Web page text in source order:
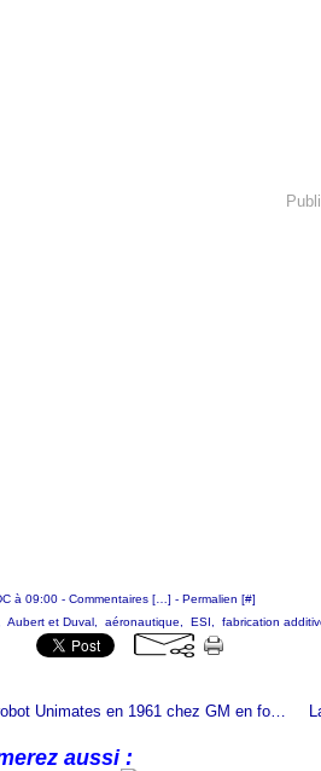
à 09:00 - Commentaires [ ] - Permalien [#]
Aubert et Duval aéronautique ESI fabrication
Premier robot Unimates en 1961 chez GM en fonderie sous pression
aussi :